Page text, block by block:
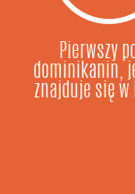
Pierwszy
dominikanin,
znajduje się w